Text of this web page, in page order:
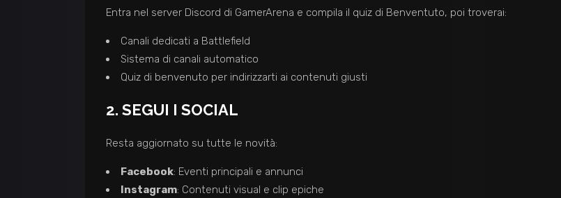
Entra nel server Discord di GamerArena e compila il quiz di Benventuto, poi troverai:
Canali dedicati a Battlefield
Sistema di canali automatico
Quiz di benvenuto per indirizzarti ai contenuti giusti
2. SEGUI I SOCIAL
Resta aggiornato su tutte le novità:
Facebook: Eventi principali e annunci
Instagram: Contenuti visual e clip epiche